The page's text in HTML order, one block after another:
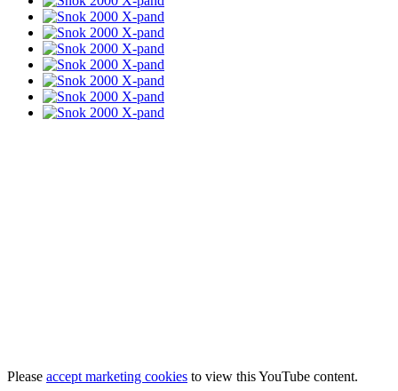
Please accept marketing cookies to view this YouTube content.